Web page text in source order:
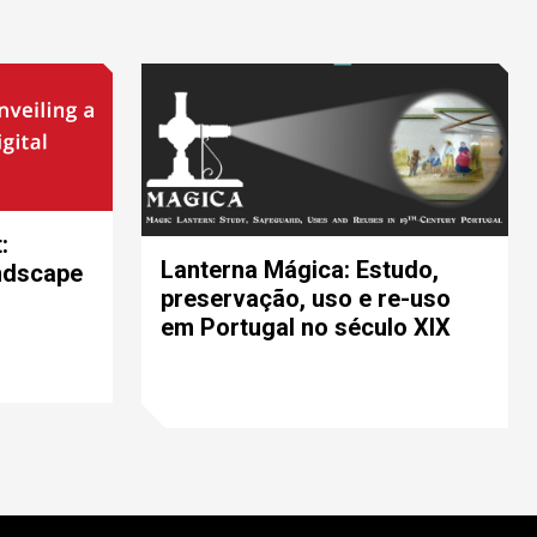
Lanterna Mágica: Estudo,
preservação, uso e re-uso
em Portugal no século XIX